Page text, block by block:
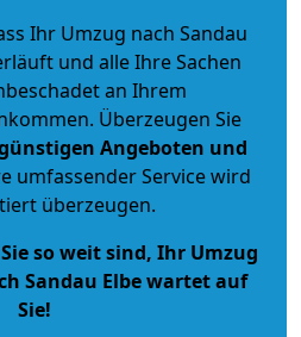
Ihr Umzug nach Sandau
und alle Ihre Sachen
an Ihrem
Überzeugen Sie
Angeboten und
umfassender Service wird
überzeugen.
so weit sind, Ihr Umzug
Sandau Elbe wartet auf
Sie!